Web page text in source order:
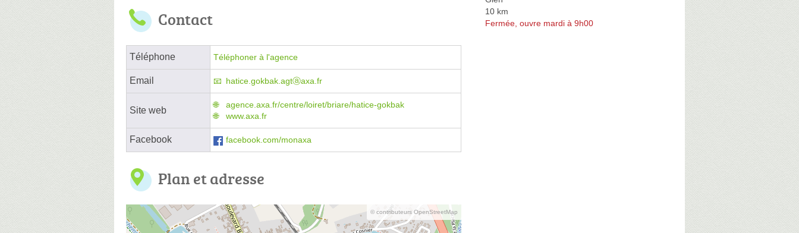
Contact
Téléphone Téléphoner à l'agence
Email hatice.gokbak.agtⓐaxa.fr
Site web
agence.axa.fr/centre/loiret/briare/hatice-gokbak
www.axa.fr
Facebook facebook.com/monaxa
Plan et adresse
© contributeurs OpenStreetMap
10 km
Fermée, ouvre mardi à 9h00